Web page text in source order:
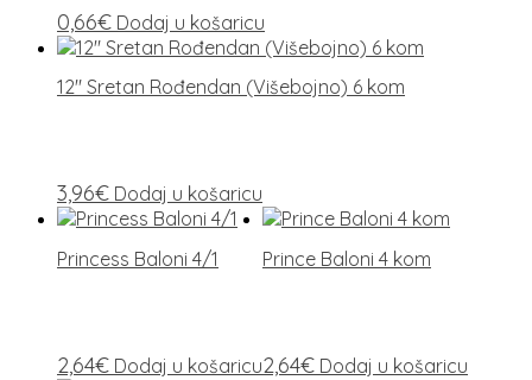
0,66€ Dodaj u košaricu
12″ Sretan Rođendan (Višebojno) 6 kom
3,96€ Dodaj u košaricu
Princess Baloni 4/1
2,64€ Dodaj u košaricu
Prince Baloni 4 kom
2,64€ Dodaj u košaricu